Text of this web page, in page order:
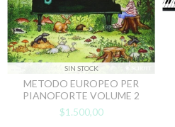
SIN STOCK
METODO EUROPEO PER
PIANOFORTE VOLUME 2
$1.500,00